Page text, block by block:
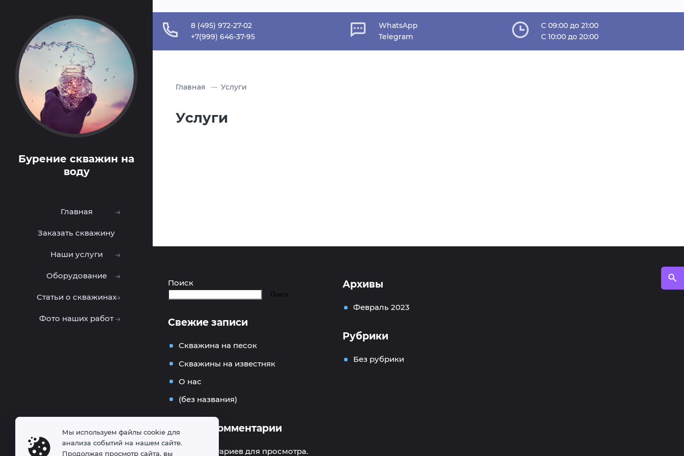
Бурение скважин на
воду
Главная
Заказать скважину
Наши услуги
Оборудование
Статьи о скважинах
Фото наших работ
8 (495) 972-27-02
+7(999) 646-37-95
WhatsApp
Telegram
C 09:00 до 21:00
C 10:00 до 20:00
Главная Услуги
Услуги
Поиск
Поиск
Свежие записи
Скважина на песок
Скважины на известняк
О нас
(без названия)
Свежие комментарии
Нет комментариев для просмотра.
Архивы
Февраль 2023
Рубрики
Без рубрики
Мы используем файлы cookie для
анализа событий на нашем сайте.
Продолжая просмотр сайта, вы